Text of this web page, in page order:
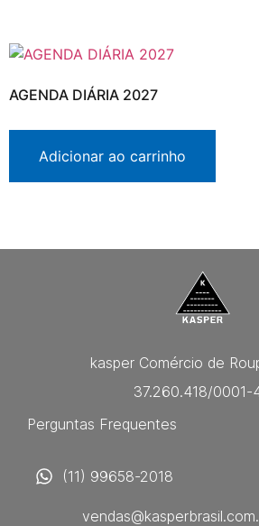
AGENDA DIÁRIA 2027
Adicionar ao carrinho
kasper Comércio de
37.260.418/0001-
Perguntas Frequentes
(11) 99658-2018